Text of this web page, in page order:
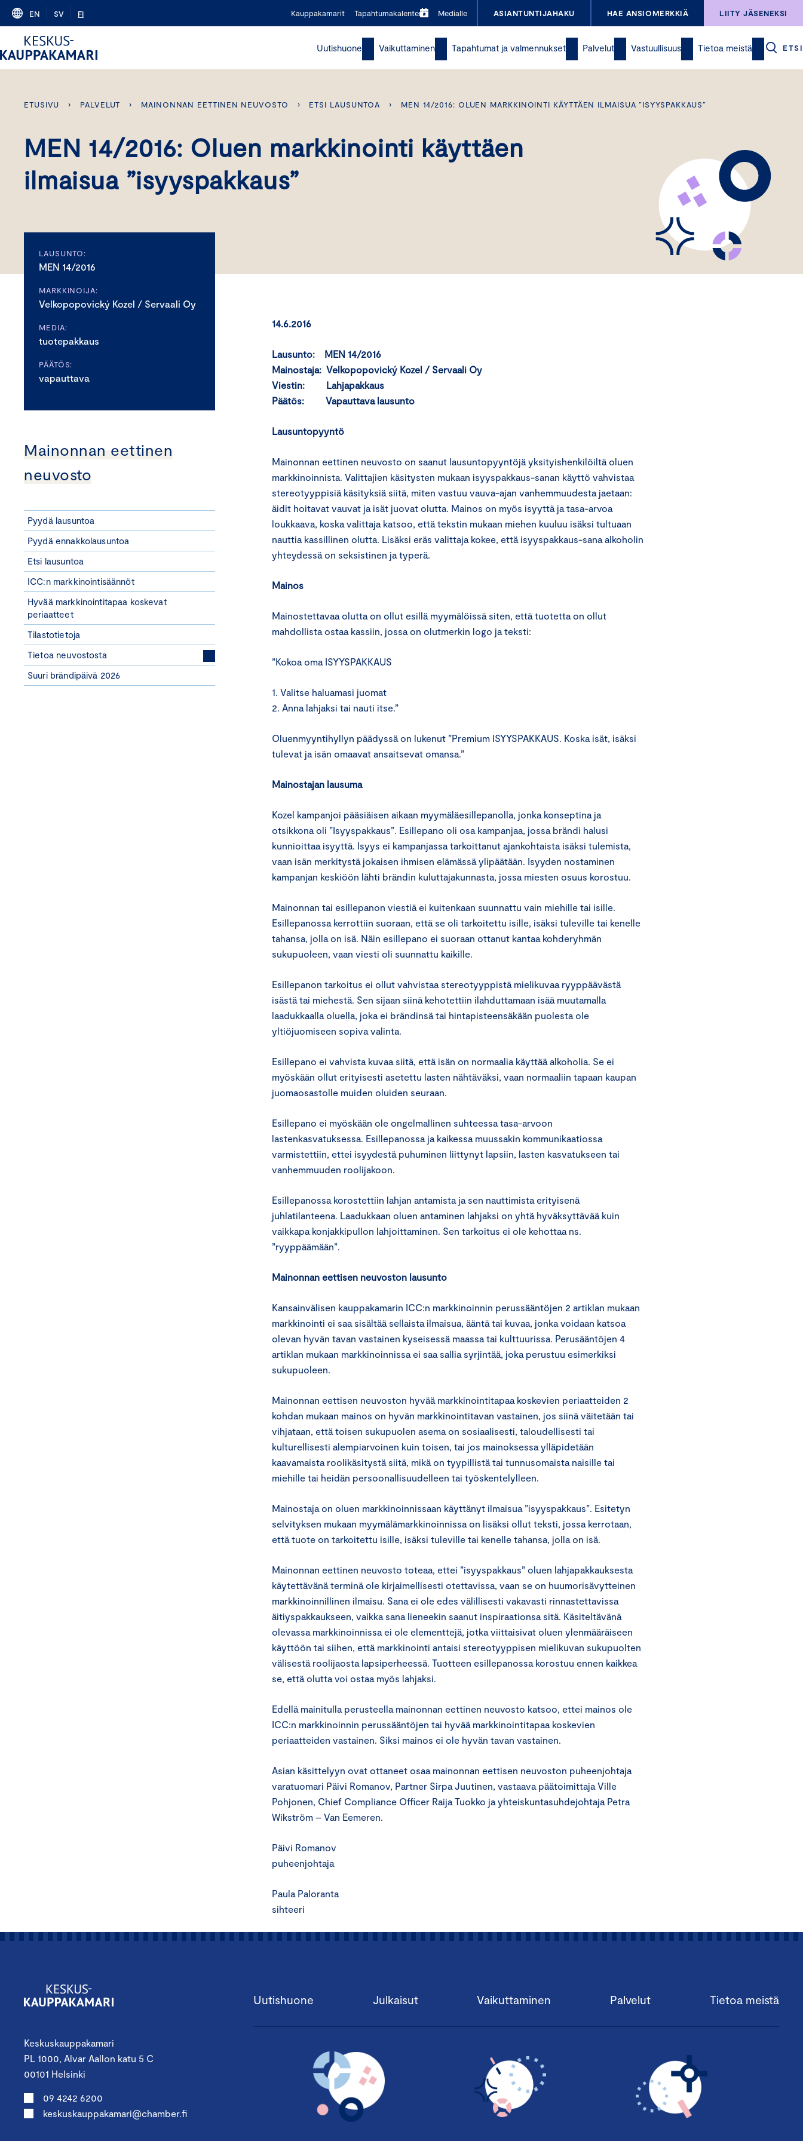
Skip
content
EN SV FI Kauppakamarit Tapahtumakalenteri Medialle ASIANTUNTIJAHAKU HAE ANSIOMERKKIÄ LIITY JÄSENEKSI
Uutishuone Vaikuttaminen Tapahtumat ja valmennukset Palvelut Vastuullisuus Tietoa meistä ETSI
ETUSIVU › PALVELUT › MAINONNAN EETTINEN NEUVOSTO › ETSI LAUSUNTOA › MEN 14/2016: OLUEN MARKKINOINTI KÄYTTÄEN ILMAISUA ”ISYYSPAKKAUS”
MEN 14/2016: Oluen markkinointi käyttäen
ilmaisua ”isyyspakkaus”
LAUSUNTO:
MEN 14/2016
MARKKINOIJA:
Velkopopovický Kozel / Servaali Oy
MEDIA:
tuotepakkaus
PÄÄTÖS:
vapauttava
Mainonnan eettinen
neuvosto
Pyydä lausuntoa
Pyydä ennakkolausuntoa
Etsi lausuntoa
ICC:n markkinointisäännöt
Hyvää markkinointitapaa koskevat
periaatteet
Tilastotietoja
Tietoa neuvostosta
Suuri brändipäivä 2026
14.6.2016
Lausunto: MEN 14/2016
Mainostaja: Velkopopovický Kozel / Servaali Oy
Viestin: Lahjapakkaus
Päätös: Vapauttava lausunto
Lausuntopyyntö
Mainonnan eettinen neuvosto on saanut lausuntopyyntöjä yksityishenkilöiltä oluen
markkinoinnista. Valittajien käsitysten mukaan isyyspakkaus-sanan käyttö vahvistaa
stereotyyppisiä käsityksiä siitä, miten vastuu vauva-ajan vanhemmuudesta jaetaan:
äidit hoitavat vauvat ja isät juovat olutta. Mainos on myös isyyttä ja tasa-arvoa
loukkaava, koska valittaja katsoo, että tekstin mukaan miehen kuuluu isäksi tultuaan
nauttia kassillinen olutta. Lisäksi eräs valittaja kokee, että isyyspakkaus-sana alkoholin
yhteydessä on seksistinen ja typerä.
Mainos
Mainostettavaa olutta on ollut esillä myymälöissä siten, että tuotetta on ollut
mahdollista ostaa kassiin, jossa on olutmerkin logo ja teksti:
”Kokoa oma ISYYSPAKKAUS
1. Valitse haluamasi juomat
2. Anna lahjaksi tai nauti itse.”
Oluenmyyntihyllyn päädyssä on lukenut ”Premium ISYYSPAKKAUS. Koska isät, isäksi
tulevat ja isän omaavat ansaitsevat omansa.”
Mainostajan lausuma
Kozel kampanjoi pääsiäisen aikaan myymäläesillepanolla, jonka konseptina ja
otsikkona oli ”Isyyspakkaus”. Esillepano oli osa kampanjaa, jossa brändi halusi
kunnioittaa isyyttä. Isyys ei kampanjassa tarkoittanut ajankohtaista isäksi tulemista,
vaan isän merkitystä jokaisen ihmisen elämässä ylipäätään. Isyyden nostaminen
kampanjan keskiöön lähti brändin kuluttajakunnasta, jossa miesten osuus korostuu.
Mainonnan tai esillepanon viestiä ei kuitenkaan suunnattu vain miehille tai isille.
Esillepanossa kerrottiin suoraan, että se oli tarkoitettu isille, isäksi tuleville tai kenelle
tahansa, jolla on isä. Näin esillepano ei suoraan ottanut kantaa kohderyhmän
sukupuoleen, vaan viesti oli suunnattu kaikille.
Esillepanon tarkoitus ei ollut vahvistaa stereotyyppistä mielikuvaa ryyppäävästä
isästä tai miehestä. Sen sijaan siinä kehotettiin ilahduttamaan isää muutamalla
laadukkaalla oluella, joka ei brändinsä tai hintapisteensäkään puolesta ole
yltiöjuomiseen sopiva valinta.
Esillepano ei vahvista kuvaa siitä, että isän on normaalia käyttää alkoholia. Se ei
myöskään ollut erityisesti asetettu lasten nähtäväksi, vaan normaaliin tapaan kaupan
juomaosastolle muiden oluiden seuraan.
Esillepano ei myöskään ole ongelmallinen suhteessa tasa-arvoon
lastenkasvatuksessa. Esillepanossa ja kaikessa muussakin kommunikaatiossa
varmistettiin, ettei isyydestä puhuminen liittynyt lapsiin, lasten kasvatukseen tai
vanhemmuuden roolijakoon.
Esillepanossa korostettiin lahjan antamista ja sen nauttimista erityisenä
juhlatilanteena. Laadukkaan oluen antaminen lahjaksi on yhtä hyväksyttävää kuin
vaikkapa konjakkipullon lahjoittaminen. Sen tarkoitus ei ole kehottaa ns.
”ryyppäämään”.
Mainonnan eettisen neuvoston lausunto
Kansainvälisen kauppakamarin ICC:n markkinoinnin perussääntöjen 2 artiklan mukaan
markkinointi ei saa sisältää sellaista ilmaisua, ääntä tai kuvaa, jonka voidaan katsoa
olevan hyvän tavan vastainen kyseisessä maassa tai kulttuurissa. Perusääntöjen 4
artiklan mukaan markkinoinnissa ei saa sallia syrjintää, joka perustuu esimerkiksi
sukupuoleen.
Mainonnan eettisen neuvoston hyvää markkinointitapaa koskevien periaatteiden 2
kohdan mukaan mainos on hyvän markkinointitavan vastainen, jos siinä väitetään tai
vihjataan, että toisen sukupuolen asema on sosiaalisesti, taloudellisesti tai
kulturellisesti alempiarvoinen kuin toisen, tai jos mainoksessa ylläpidetään
kaavamaista roolikäsitystä siitä, mikä on tyypillistä tai tunnusomaista naisille tai
miehille tai heidän persoonallisuudelleen tai työskentelylleen.
Mainostaja on oluen markkinoinnissaan käyttänyt ilmaisua ”isyyspakkaus”. Esitetyn
selvityksen mukaan myymälämarkkinoinnissa on lisäksi ollut teksti, jossa kerrotaan,
että tuote on tarkoitettu isille, isäksi tuleville tai kenelle tahansa, jolla on isä.
Mainonnan eettinen neuvosto toteaa, ettei ”isyyspakkaus” oluen lahjapakkauksesta
käytettävänä terminä ole kirjaimellisesti otettavissa, vaan se on huumorisävytteinen
markkinoinnillinen ilmaisu. Sana ei ole edes välillisesti vakavasti rinnastettavissa
äitiyspakkaukseen, vaikka sana lieneekin saanut inspiraationsa sitä. Käsiteltävänä
olevassa markkinoinnissa ei ole elementtejä, jotka viittaisivat oluen ylenmääräiseen
käyttöön tai siihen, että markkinointi antaisi stereotyyppisen mielikuvan sukupuolten
välisestä roolijaosta lapsiperheessä. Tuotteen esillepanossa korostuu ennen kaikkea
se, että olutta voi ostaa myös lahjaksi.
Edellä mainitulla perusteella mainonnan eettinen neuvosto katsoo, ettei mainos ole
ICC:n markkinoinnin perussääntöjen tai hyvää markkinointitapaa koskevien
periaatteiden vastainen. Siksi mainos ei ole hyvän tavan vastainen.
Asian käsittelyyn ovat ottaneet osaa mainonnan eettisen neuvoston puheenjohtaja
varatuomari Päivi Romanov, Partner Sirpa Juutinen, vastaava päätoimittaja Ville
Pohjonen, Chief Compliance Officer Raija Tuokko ja yhteiskuntasuhdejohtaja Petra
Wikström – Van Eemeren.
Päivi Romanov
puheenjohtaja
Paula Paloranta
sihteeri
Keskuskauppakamari
PL 1000, Alvar Aallon katu 5 C
00101 Helsinki
09 4242 6200
keskuskauppakamari@chamber.fi
Uutishuone Julkaisut Vaikuttaminen Palvelut Tietoa meistä